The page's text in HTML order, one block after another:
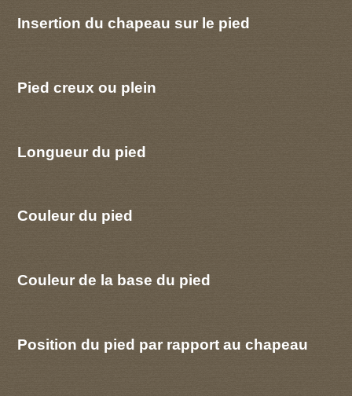
Insertion du chapeau sur le pied
Pied creux ou plein
Longueur du pied
Couleur du pied
Couleur de la base du pied
Position du pied par rapport au chapeau